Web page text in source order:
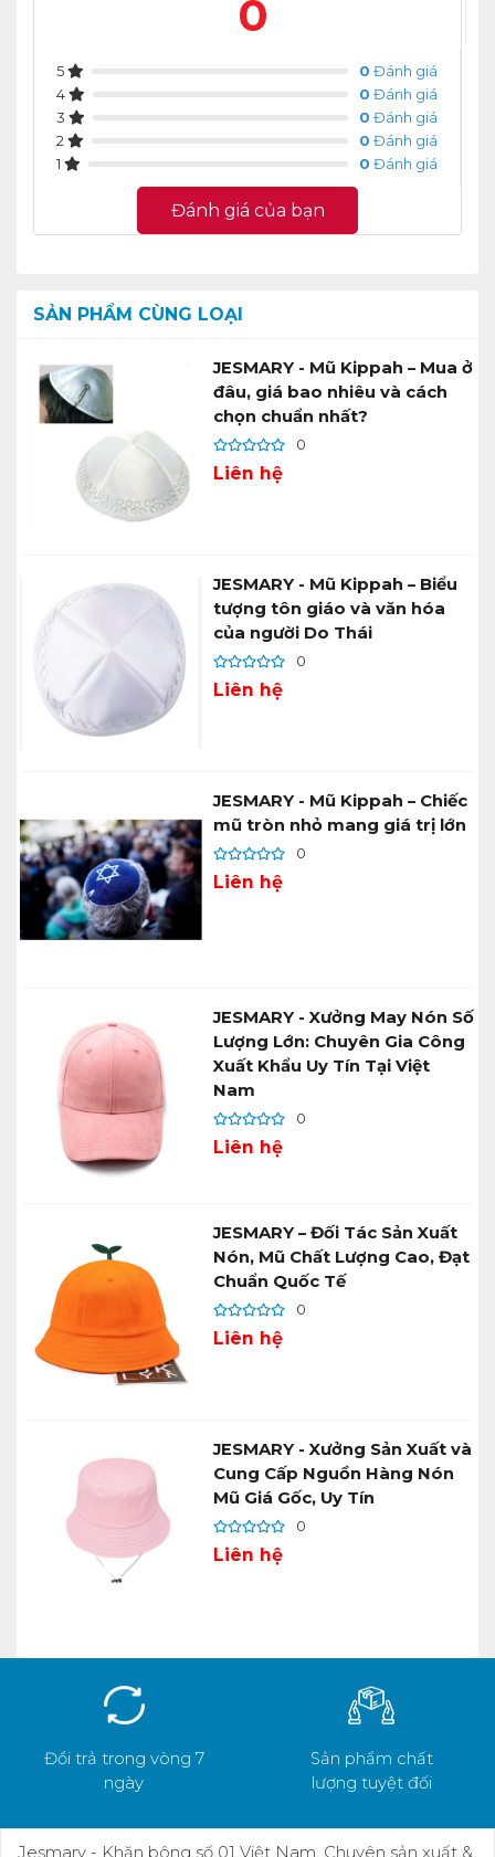
0
5 0 Đánh giá
4
0 Đánh giá
3
0 Đánh giá
2
0 Đánh giá
1
0 Đánh giá
Đánh giá của bạn
SẢN PHẨM CÙNG LOẠI
JESMARY - Mũ Kippah – Mua ở
đâu, giá bao nhiêu và cách
chọn chuẩn nhất?
0
Liên hệ
JESMARY - Mũ Kippah – Biểu
tượng tôn giáo và văn hóa
của người Do Thái
0
Liên hệ
JESMARY - Mũ Kippah – Chiếc
mũ tròn nhỏ mang giá trị lớn
0
Liên hệ
JESMARY - Xưởng May Nón Số
Lượng Lớn: Chuyên Gia Công
Xuất Khẩu Uy Tín Tại Việt
Nam
0
Liên hệ
JESMARY – Đối Tác Sản Xuất
Nón, Mũ Chất Lượng Cao, Đạt
Chuẩn Quốc Tế
0
Liên hệ
JESMARY - Xưởng Sản Xuất và
Cung Cấp Nguồn Hàng Nón
Mũ Giá Gốc, Uy Tín
0
Liên hệ
Đổi trả trong vòng 7
ngày
Sản phẩm chất
lượng tuyệt đối
Jesmary - Khăn bông số 01 Việt Nam. Chuyên sản xuất &